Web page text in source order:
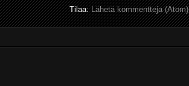
Tilaa:Lähetä kommentteja (Atom)